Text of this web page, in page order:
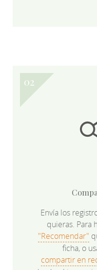
Envía los
quieras. Para
"Recomendar"
ficha, o
compartir en